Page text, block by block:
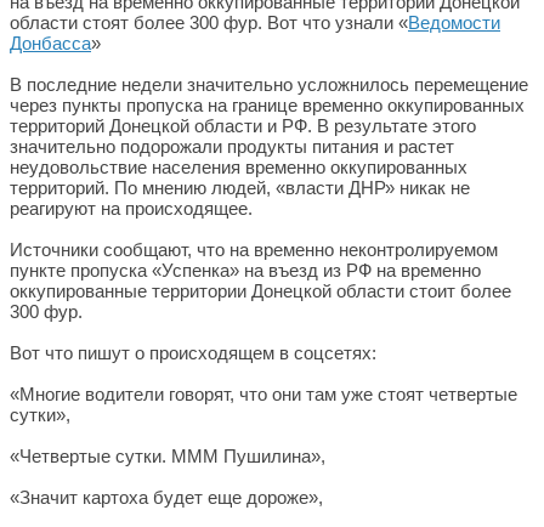
области стоят более 300 фур. Вот что узнали «Ведомости
Донбасса»
В последние недели значительно усложнилось перемещение
через пункты пропуска на границе временно оккупированных
территорий Донецкой области и РФ. В результате этого
значительно подорожали продукты питания и растет
неудовольствие населения временно оккупированных
территорий. По мнению людей, «власти ДНР» никак не
реагируют на происходящее.
Источники сообщают, что на временно неконтролируемом
пункте пропуска «Успенка» на въезд из РФ на временно
оккупированные территории Донецкой области стоит более
300 фур.
Вот что пишут о происходящем в соцсетях:
«Многие водители говорят, что они там уже стоят четвертые
сутки»,
«Четвертые сутки. МММ Пушилина»,
«Значит картоха будет еще дороже»,